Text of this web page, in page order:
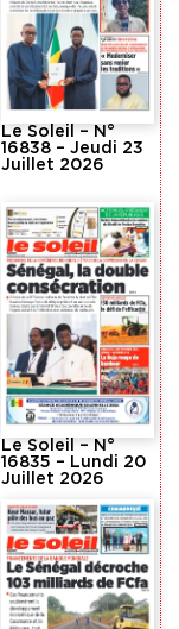
Le Soleil – N°
16838 – Jeudi 23
Juillet 2026
Le Soleil – N°
16835 – Lundi 20
Juillet 2026